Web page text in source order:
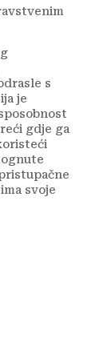
s
je
gdje ga
svoje